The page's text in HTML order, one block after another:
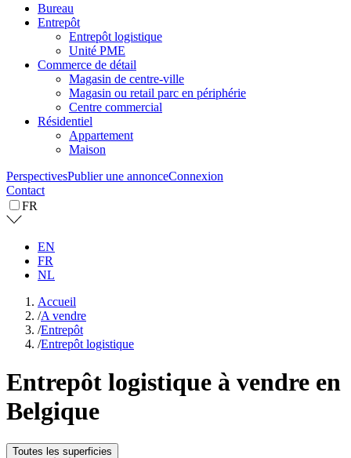
Bureau
Entrepôt
Entrepôt logistique
Unité PME
Commerce de détail
Magasin de centre-ville
Magasin ou retail parc en périphérie
Centre commercial
Résidentiel
Appartement
Maison
PerspectivesPublier une annonceConnexion
Contact
FR
EN
FR
NL
Accueil
/A vendre
/Entrepôt
/Entrepôt logistique
Entrepôt logistique à vendre en
Belgique
Toutes les superficies